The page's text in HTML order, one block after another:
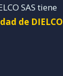
SAS tiene
de DIELCO